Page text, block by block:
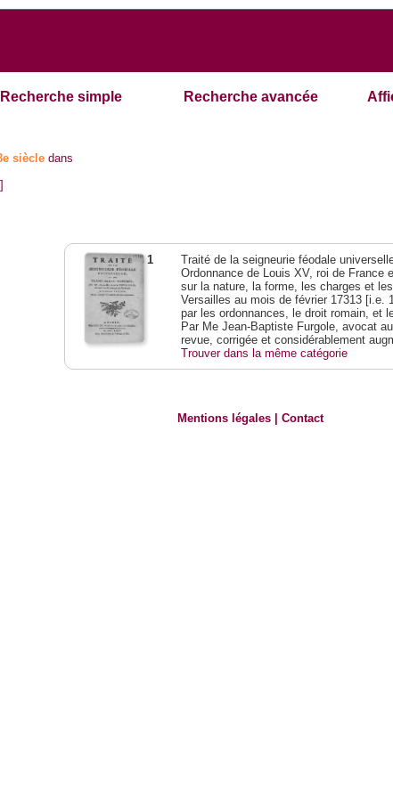
Recherche simple Recherche avancée
siècle dans
1
Traité de la seigneurie féodale
Ordonnance de Louis XV, roi de France
sur la nature, la forme, les charges et
Versailles au mois de février 17313 [i.e.
par les ordonnances, le droit romain, et
Par Me Jean-Baptiste Furgole, avocat
revue, corrigée et considérablement
Trouver dans la même catégorie
Mentions légales |Contact